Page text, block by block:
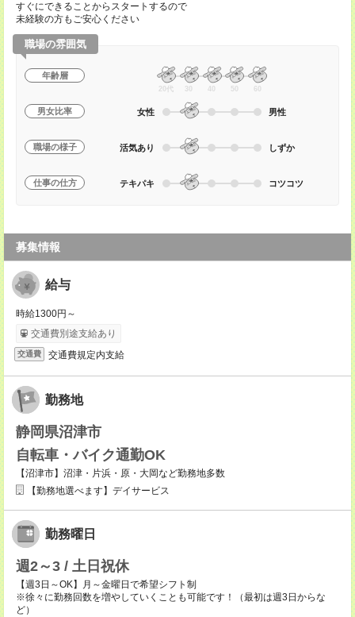
すぐにできることからスタートするので
未経験の方もご安心ください
職場の雰囲気
年齢層
20代 30 40 50 60
男女比率 女性 男性
職場の様子 活気あり しずか
仕事の仕方 テキパキ コツコツ
募集情報
給与
時給1300円～
交通費別途支給あり
交通費 交通費規定内支給
勤務地
静岡県沼津市
自転車・バイク通勤OK
【沼津市】沼津・片浜・原・大岡など勤務地多数
【勤務地選べます】デイサービス
勤務曜日
週2～3 / 土日祝休
【週3日～OK】月～金曜日で希望シフト制
※徐々に勤務回数を増やしていくことも可能です！（最初は週3日からな
ど）